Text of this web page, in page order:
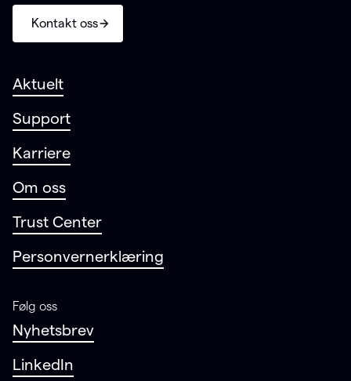
Kontakt oss
Aktuelt
Support
Karriere
Om oss
Trust Center
Personvernerklæring
Følg oss
Nyhetsbrev
LinkedIn